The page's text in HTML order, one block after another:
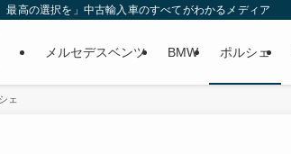
最高の選択を」中古輸入車のすべてがわかるメディア
メルセデスベンツ BMW ポルシェ
ェ